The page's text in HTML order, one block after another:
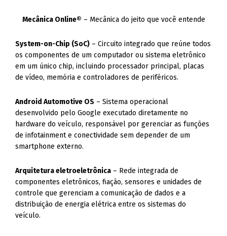
Mecânica Online® – Mecânica do jeito que você entende
System-on-Chip (SoC) – Circuito integrado que reúne todos
os componentes de um computador ou sistema eletrônico
em um único chip, incluindo processador principal, placas
de vídeo, memória e controladores de periféricos.
Android Automotive OS – Sistema operacional
desenvolvido pelo Google executado diretamente no
hardware do veículo, responsável por gerenciar as funções
de infotainment e conectividade sem depender de um
smartphone externo.
Arquitetura eletroeletrônica – Rede integrada de
componentes eletrônicos, fiação, sensores e unidades de
controle que gerenciam a comunicação de dados e a
distribuição de energia elétrica entre os sistemas do
veículo.